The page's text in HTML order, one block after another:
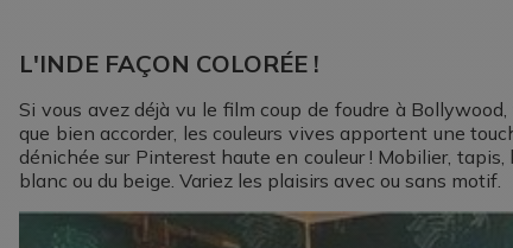
L'INDE FAÇON COLORÉE !
Si vous avez déjà vu le film coup de foudre à
que bien accorder, les couleurs vives apportent une
dénichée sur Pinterest haute en couleur ! Mobilier, tapis,
blanc ou du beige. Variez les plaisirs avec ou sans motif.